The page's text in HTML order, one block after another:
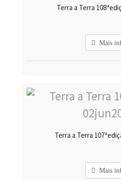
Terra a Terra
Mais
Terra a Terra
Mais